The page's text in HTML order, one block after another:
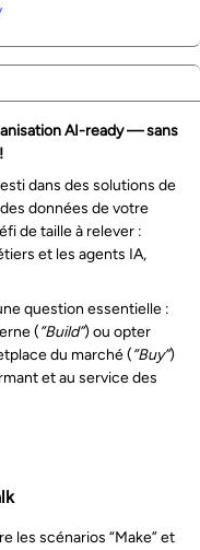
AI-ready — sans
dans des solutions de
données de votre
de taille à relever :
et les agents IA,
question essentielle :
(”Build”) ou opter
du marché (”Buy”)
et au service des
les scénarios “Make” et